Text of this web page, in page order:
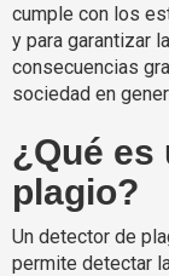
cumple con los
y para garantizar
consecuencias
sociedad en
¿Qué es
plagio?
Un detector de
permite detectar